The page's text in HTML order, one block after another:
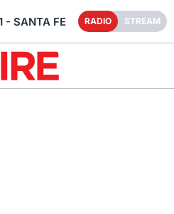
- SANTA FE RADIO STREAM